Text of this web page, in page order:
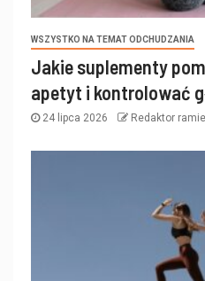
WSZYSTKO NA TEMAT ODCHUDZANIA
Jakie suplementy
apetyt i kontrolować
24 lipca 2026 Redaktor